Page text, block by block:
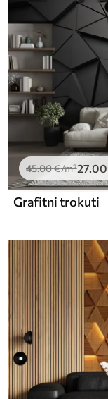
45.00€/m²27.00
Grafitni trokuti